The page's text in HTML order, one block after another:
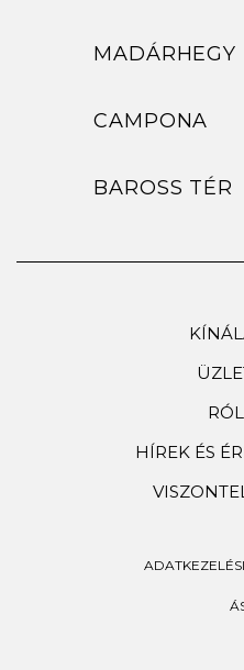
MADÁRHEGY
CAMPONA
BAROSS TÉR
HÍREK ÉS